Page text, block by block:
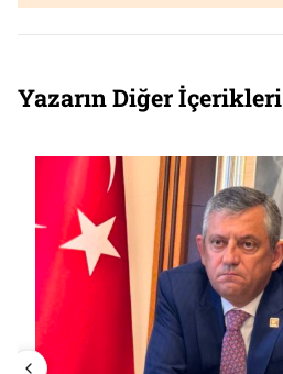
Yazarın Diğer İçerikleri